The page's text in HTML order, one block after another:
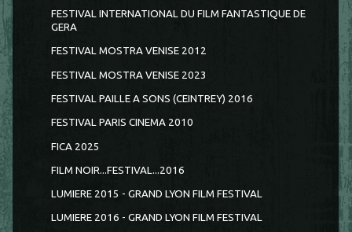
FESTIVAL INTERNATIONAL DU FILM FANTASTIQUE DE
GERA
FESTIVAL MOSTRA VENISE 2012
FESTIVAL MOSTRA VENISE 2023
FESTIVAL PAILLE A SONS (CEINTREY) 2016
FESTIVAL PARIS CINEMA 2010
FICA 2025
FILM NOIR...FESTIVAL...2016
LUMIERE 2015 - GRAND LYON FILM FESTIVAL
LUMIERE 2016 - GRAND LYON FILM FESTIVAL